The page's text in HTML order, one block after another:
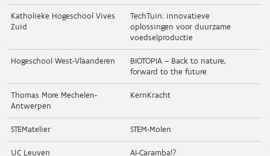
Katholieke Hogeschool Vives
Zuid
TechTuin: innovatieve
oplossingen voor duurzame
voedselproductie
Hogeschool West-Vlaanderen
BIOTOPIA – Back to nature,
forward to the future
Thomas More Mechelen-
Antwerpen
KernKracht
STEMatelier STEM-Molen
UC Leuven AI-Caramba!?